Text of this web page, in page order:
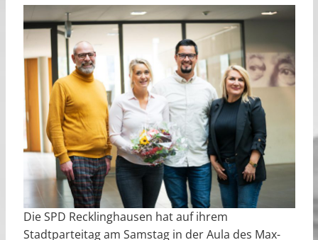
Die SPD Recklinghausen hat auf ihrem
Stadtparteitag am Samstag in der Aula des Max-